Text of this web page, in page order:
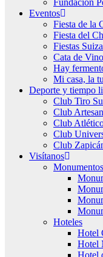
Eventos
Fiesta de la
Fiesta del
Fiestas
Cata de
Hay
Mi casa, la
Deporte y tiempo
Club Tiro
Club
Club
Club
Club
Visítanos
Monumentos
Hoteles
Hotel
Hotel
Hotel